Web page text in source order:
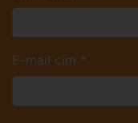
E-mail cím *